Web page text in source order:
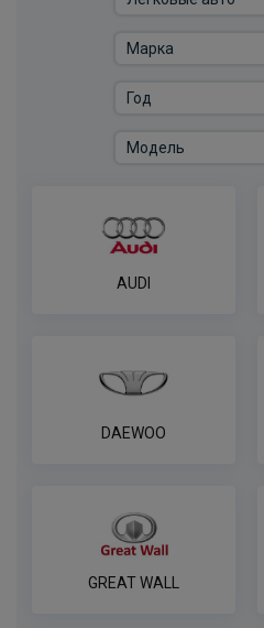
AUDI
DAEWOO
GREAT WALL